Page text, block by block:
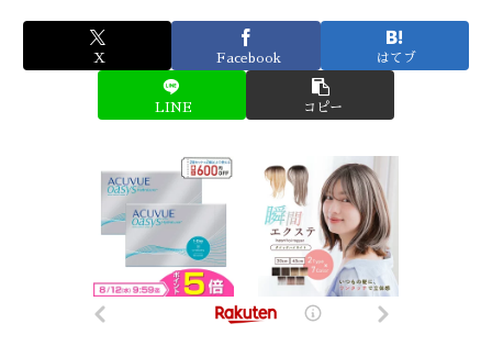
X Facebook はてブ
LINE コピー